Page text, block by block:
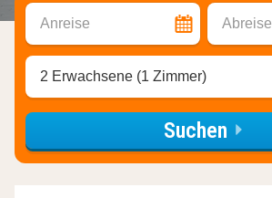
Anreise Abreise
2 Erwachsene (1 Zimmer)
Suchen